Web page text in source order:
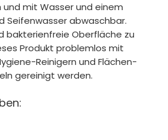
und mit Wasser und einem
Seifenwasser abwaschbar.
bakterienfreie Oberfläche zu
Produkt problemlos mit
Reinigern und Flächen-
gereinigt werden.